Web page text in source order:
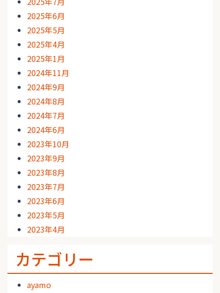
2025年6月
2025年5月
2025年4月
2025年1月
2024年11月
2024年9月
2024年8月
2024年7月
2024年6月
2023年10月
2023年9月
2023年8月
2023年7月
2023年6月
2023年5月
2023年4月
カテゴリー
ayamo